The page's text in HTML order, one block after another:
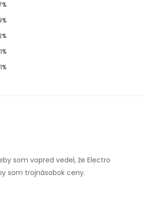
1%
1%
som vopred vedel, že Electro
som trojnásobok ceny.